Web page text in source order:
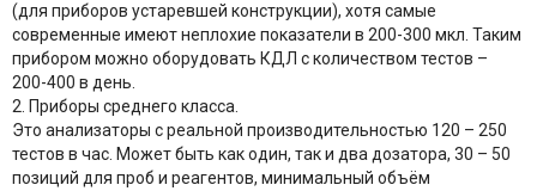
(для приборов устаревшей конструкции), хотя самые
современные имеют неплохие показатели в 200-300 мкл. Таким
прибором можно оборудовать КДЛ с количеством тестов –
200-400 в день.
2. Приборы среднего класса.
Это анализаторы с реальной производительностью 120 – 250
тестов в час. Может быть как один, так и два дозатора, 30 – 50
позиций для проб и реагентов, минимальный объём